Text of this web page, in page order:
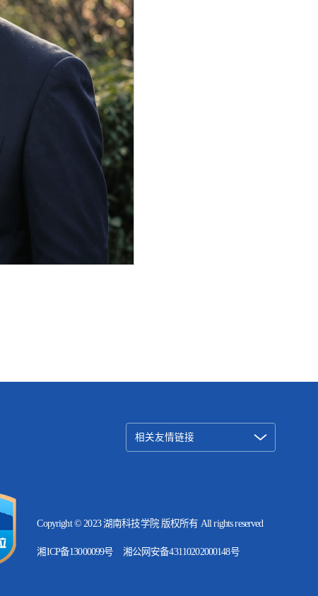
相关友情链接
Copyright © 2023 湖南科技学院 版权所有 All rights reserved
湘ICP备13000099号 湘公网安备43110202000148号